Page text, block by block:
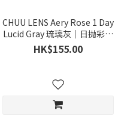
CHUU LENS Aery Rose 1 Day
Lucid Gray 琉璃灰｜日抛彩妆
隐形眼镜｜每盒10片
HK$155.00